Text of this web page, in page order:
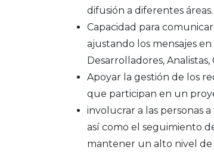
difusión a diferentes áreas.
Capacidad para
ajustando los mensajes
Desarrolladores, Analistas,
Apoyar la gestión de los
que participan en un
involucrar a las personas
así como el seguimiento
mantener un alto nivel